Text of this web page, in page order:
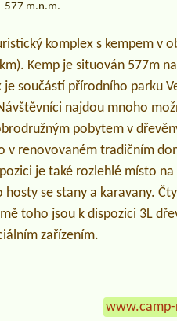
577 m.n.m.
komplex s kempem v
Kemp je situován 577m
součástí přírodního parku
najdou mnoho
pobytem v
v renovovaném tradičním
je také rozlehlé místo
se stany a karavany.
toho jsou k dispozici 3L
zařízením.